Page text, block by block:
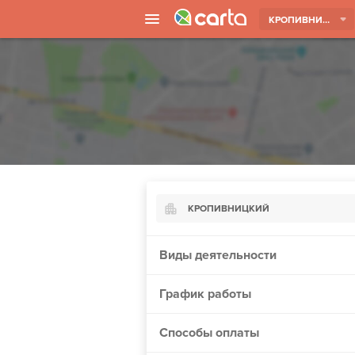
КРОПИВНИЦКИЙ
КРОПИВНИЦКИЙ
Борисполь
Виды деятельности
График работы
Способы оплаты